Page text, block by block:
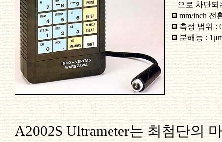
으로 차단되
mm/inch 전
측정 범위 :
분해능 :
A2002S Ultrameter는 최첨단의